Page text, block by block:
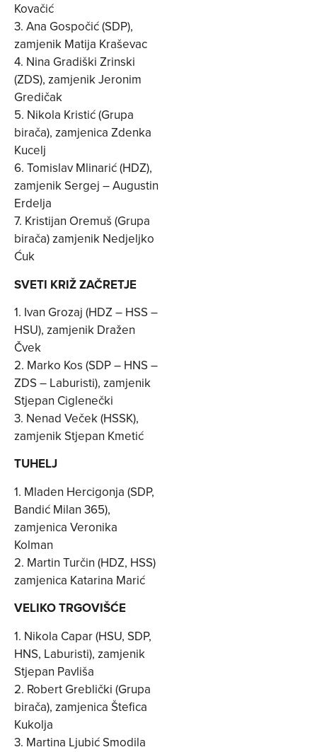
Kovačić
3. Ana Gospočić (SDP),
zamjenik Matija Kraševac
4. Nina Gradiški Zrinski
(ZDS), zamjenik Jeronim
Gredičak
5. Nikola Kristić (Grupa
birača), zamjenica Zdenka
Kucelj
6. Tomislav Mlinarić (HDZ),
zamjenik Sergej – Augustin
Erdelja
7. Kristijan Oremuš (Grupa
birača) zamjenik Nedjeljko
Ćuk
SVETI KRIŽ ZAČRETJE
1. Ivan Grozaj (HDZ – HSS –
HSU), zamjenik Dražen
Čvek
2. Marko Kos (SDP – HNS –
ZDS – Laburisti), zamjenik
Stjepan Ciglenečki
3. Nenad Veček (HSSK),
zamjenik Stjepan Kmetić
TUHELJ
1. Mladen Hercigonja (SDP,
Bandić Milan 365),
zamjenica Veronika
Kolman
2. Martin Turčin (HDZ, HSS)
zamjenica Katarina Marić
VELIKO TRGOVIŠĆE
1. Nikola Capar (HSU, SDP,
HNS, Laburisti), zamjenik
Stjepan Pavliša
2. Robert Greblički (Grupa
birača), zamjenica Štefica
Kukolja
3. Martina Ljubić Smodila